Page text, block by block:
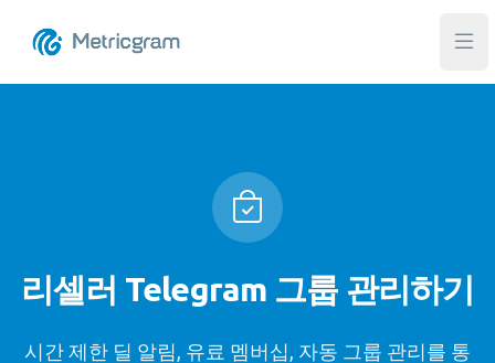
메
리셀러 Telegram 그룹 관리하기
시간 제한 딜 알림, 유료 멤버십, 자동 그룹 관리를 통